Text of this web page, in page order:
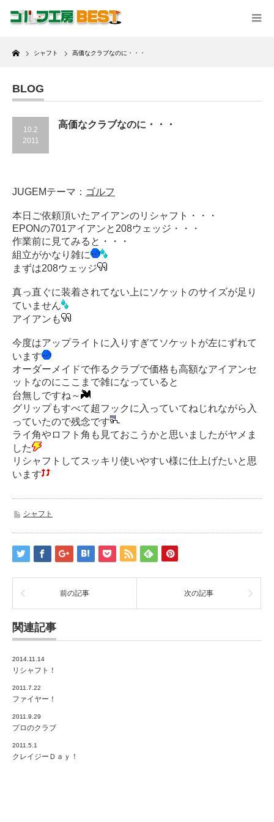
Home
シャフト 高価なクラブなのに・・・
BLOG
10.2
2011
高価なクラブなのに・・・
JUGEMテーマ： ゴルフ
本日ご依頼頂いたアイアンのリシャフト・・・
EPONの701アイアンと208ウェッジ・・・
作業前に見てみると・・・
組立がかなり雑に
まずは208ウェッジ
真っ直ぐに装着されてない上にソケットのサイズが足り
ていません
アイアンも
今度はアップライトに入りすぎてソケットが左にずれて
います
オーダーメイドで作るクラブで価格も高額なアイアンセ
ットなのにここまで雑になっていると
台無しですね～
グリップもすべて超フックに入っていてねじれながら入
っていたので残念です
ライ角やロフト角も見ておこうかと思いましたがヤメま
した
リシャフトしてスッキリ使いやすい様に仕上げたいと思
います
シャフト
前の記事 次の記事
関連記事
2014.11.14
リシャフト！
2011.7.22
ファイヤー！
2011.9.29
プロのクラブ
2011.5.1
クレイジーＤａｙ！